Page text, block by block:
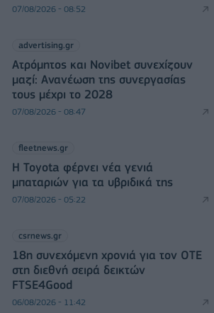
07/08/2026 - 08:52
advertising.gr
Ατρόμητος και Novibet συνεχίζουν
μαζί: Ανανέωση της συνεργασίας
τους μέχρι το 2028
07/08/2026 - 08:47
fleetnews.gr
Η Toyota φέρνει νέα γενιά
μπαταριών για τα υβριδικά της
07/08/2026 - 05:22
csrnews.gr
18η συνεχόμενη χρονιά για τον ΟΤΕ
στη διεθνή σειρά δεικτών
FTSE4Good
06/08/2026 - 11:42